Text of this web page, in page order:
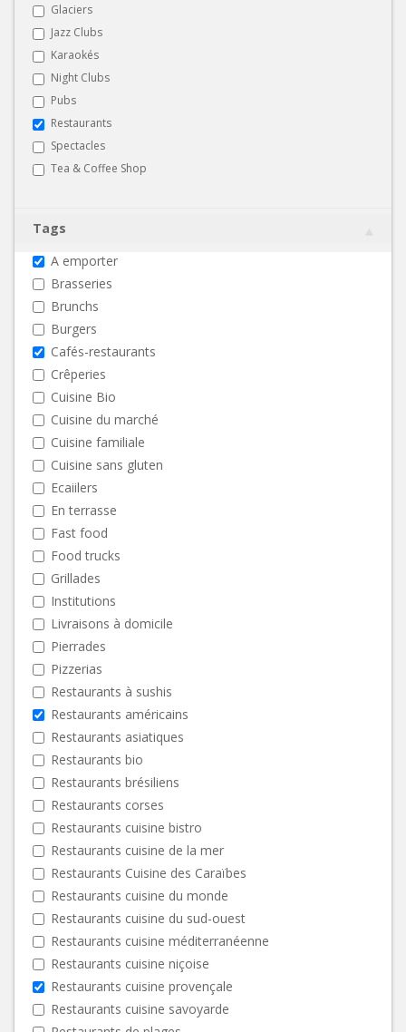
Glaciers
Jazz Clubs
Karaokés
Night Clubs
Pubs
Restaurants
Spectacles
Tea & Coffee Shop
Tags
A emporter
Brasseries
Brunchs
Burgers
Cafés-restaurants
Crêperies
Cuisine Bio
Cuisine du marché
Cuisine familiale
Cuisine sans gluten
Ecaiilers
En terrasse
Fast food
Food trucks
Grillades
Institutions
Livraisons à domicile
Pierrades
Pizzerias
Restaurants à sushis
Restaurants américains
Restaurants asiatiques
Restaurants bio
Restaurants brésiliens
Restaurants corses
Restaurants cuisine bistro
Restaurants cuisine de la mer
Restaurants Cuisine des Caraïbes
Restaurants cuisine du monde
Restaurants cuisine du sud-ouest
Restaurants cuisine méditerranéenne
Restaurants cuisine niçoise
Restaurants cuisine provençale
Restaurants cuisine savoyarde